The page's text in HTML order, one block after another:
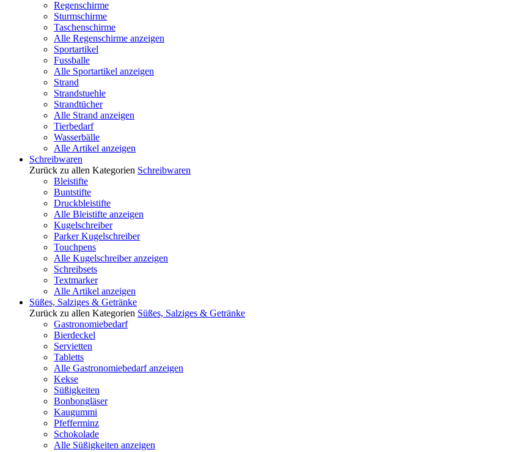
Regenschirme
Sturmschirme
Taschenschirme
Alle Regenschirme anzeigen
Sportartikel
Fussballe
Alle Sportartikel anzeigen
Strand
Strandstuehle
Strandtücher
Alle Strand anzeigen
Tierbedarf
Wasserbälle
Alle Artikel anzeigen
Schreibwaren
Zurück zu allen Kategorien Schreibwaren
Bleistifte
Buntstifte
Druckbleistifte
Alle Bleistifte anzeigen
Kugelschreiber
Parker Kugelschreiber
Touchpens
Alle Kugelschreiber anzeigen
Schreibsets
Textmarker
Alle Artikel anzeigen
Süßes, Salziges & Getränke
Zurück zu allen Kategorien Süßes, Salziges & Getränke
Gastronomiebedarf
Bierdeckel
Servietten
Tabletts
Alle Gastronomiebedarf anzeigen
Kekse
Süßigkeiten
Bonbongläser
Kaugummi
Pfefferminz
Schokolade
Alle Süßigkeiten anzeigen